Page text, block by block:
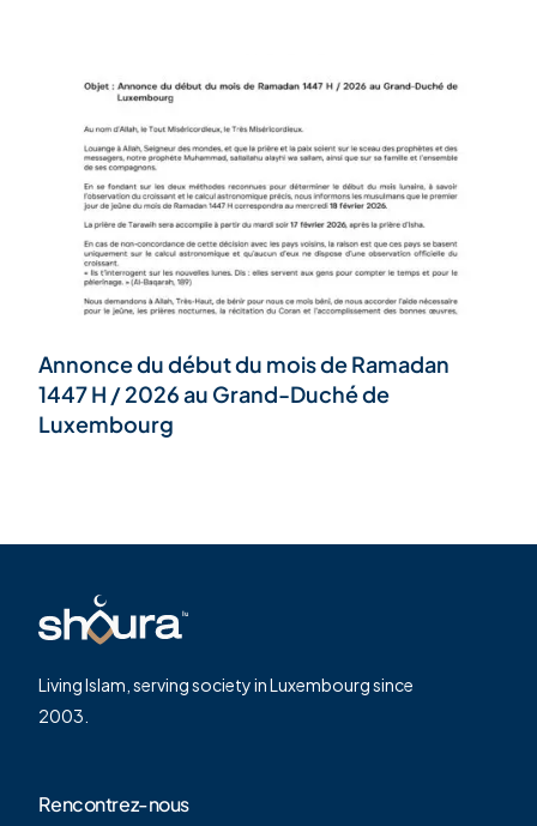
Annonce du début du mois de Ramadan
1447 H / 2026 au Grand-Duché de
Luxembourg
Living Islam, serving society in Luxembourg since
2003.
Rencontrez-nous